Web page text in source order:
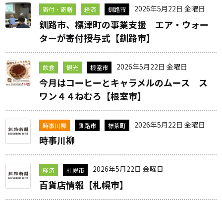
寄付・寄贈 経済 釧路市 2026年5月22日 金曜日
釧路市、標津町の事業支援 エア・ウォー
ターが寄付授与式【釧路市】
飲食 観光 根室市 2026年5月22日 金曜日
今月はコーヒーとキャラメルのムース ス
ワン４４ねむろ【根室市】
時事川柳 釧路市 標茶町 2026年5月22日 金曜日
時事川柳
経済 札幌市 2026年5月22日 金曜日
百貨店情報【札幌市】